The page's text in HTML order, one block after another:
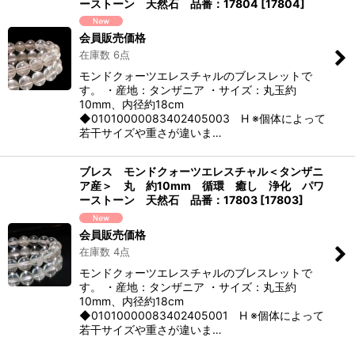
ーストーン 天然石 品番：17804 [17804]
会員販売価格
在庫数 6点
モンドクォーツエレスチャルのブレスレットで
す。 ・産地：タンザニア ・サイズ：丸玉約
10mm、内径約18cm
◆01010000083402405003 H ※個体によって
若干サイズや重さが違いま…
ブレス モンドクォーツエレスチャル＜タンザニ
ア産＞ 丸 約10mm 循環 癒し 浄化 パワ
ーストーン 天然石 品番：17803 [17803]
会員販売価格
在庫数 4点
モンドクォーツエレスチャルのブレスレットで
す。 ・産地：タンザニア ・サイズ：丸玉約
10mm、内径約18cm
◆01010000083402405001 H ※個体によって
若干サイズや重さが違いま…